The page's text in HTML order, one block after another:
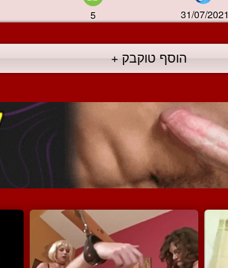
5 31/07/2021
הוסף טוקבק +